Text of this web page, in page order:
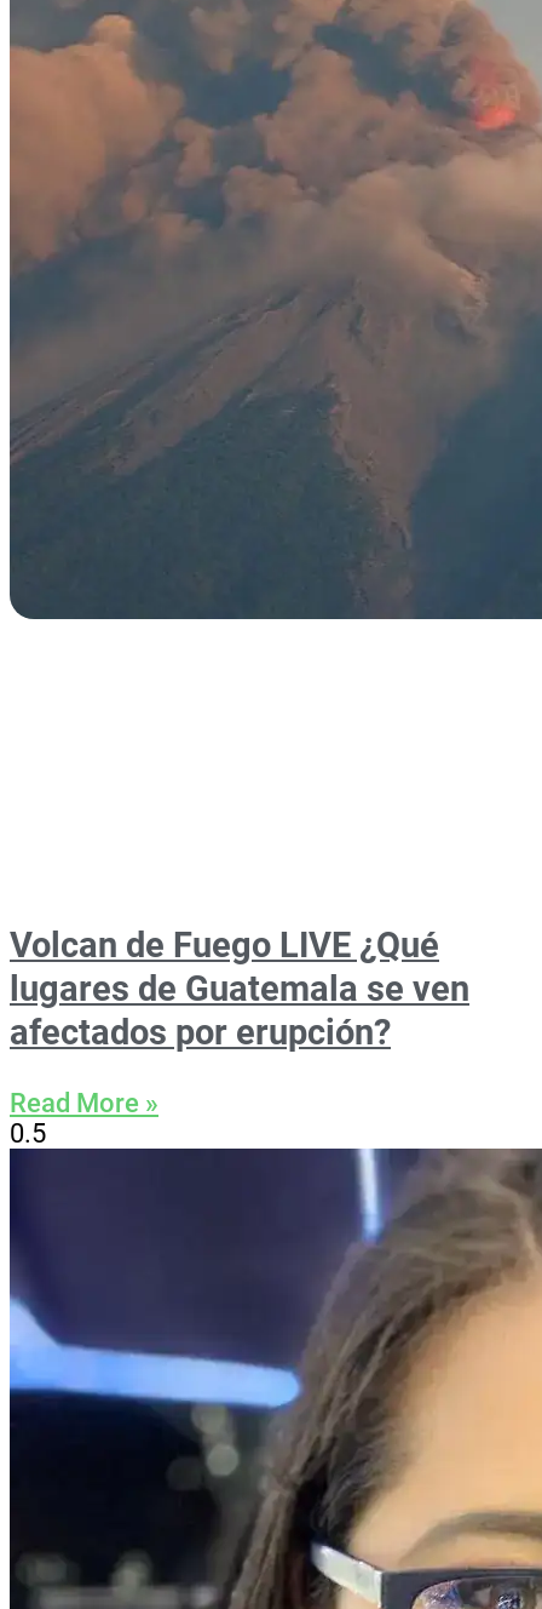
Volcan de Fuego LIVE ¿Qué
lugares de Guatemala se ven
afectados por erupción?
Read More »